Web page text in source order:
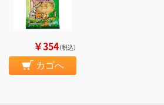
￥354（税込）
カゴへ